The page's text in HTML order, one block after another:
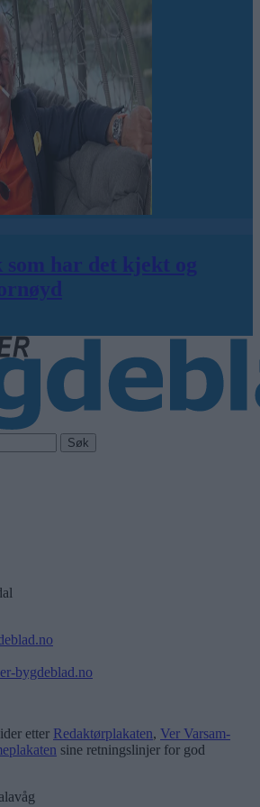
har det kjekt og
bygdeblad.no
etter Redaktørplakaten, Ver Varsam-
sine retningslinjer for god